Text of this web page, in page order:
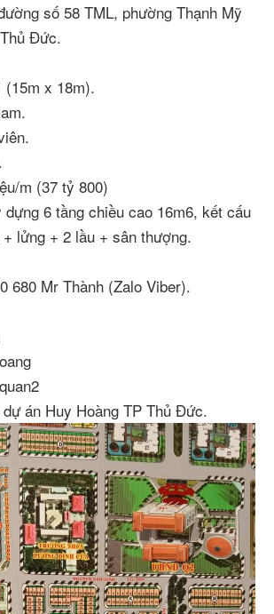
số 58 TML, phường Thạnh Mỹ
Đức.
x 18m).
m (37 tỷ 800)
6 tầng chiều cao 16m6, kết cấu
lửng + 2 lầu + sân thượng.
680 Mr Thành (Zalo Viber).
án Huy Hoàng TP Thủ Đức.